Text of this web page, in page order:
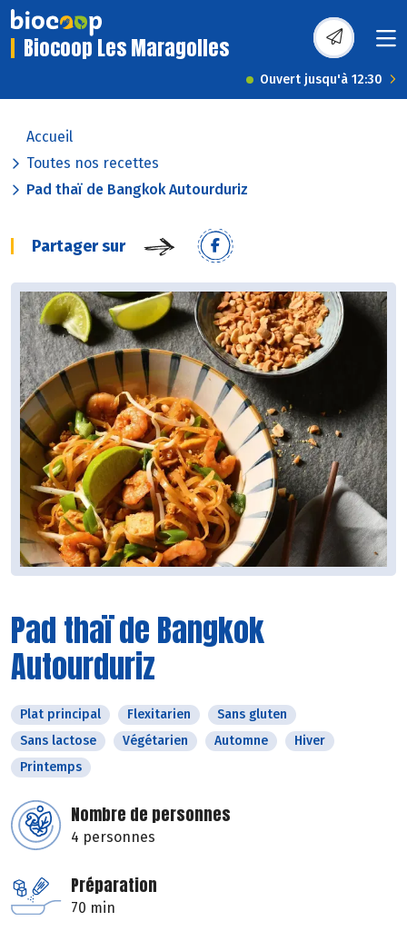
Biocoop Les Maragolles
Ouvert jusqu'à 12:30
Accueil
Toutes nos recettes
Pad thaï de Bangkok Autourduriz
Partager sur
Pad thaï de Bangkok
Autourduriz
Plat principal Flexitarien
Sans gluten
Sans lactose
Végétarien Automne
Hiver
Printemps
Nombre de personnes
4 personnes
Préparation
70 min